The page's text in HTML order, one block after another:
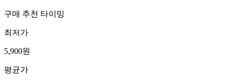
구매 추천 타이밍
최저가
5,900원
평균가